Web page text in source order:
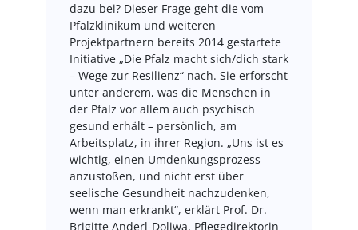
dazu bei? Dieser Frage geht die vom
Pfalzklinikum und weiteren
Projektpartnern bereits 2014 gestartete
Initiative „Die Pfalz macht sich/dich stark
– Wege zur Resilienz“ nach. Sie erforscht
unter anderem, was die Menschen in
der Pfalz vor allem auch psychisch
gesund erhält – persönlich, am
Arbeitsplatz, in ihrer Region. „Uns ist es
wichtig, einen Umdenkungsprozess
anzustoßen, und nicht erst über
seelische Gesundheit nachzudenken,
wenn man erkrankt“, erklärt Prof. Dr.
Brigitte Anderl-Doliwa, Pflegedirektorin